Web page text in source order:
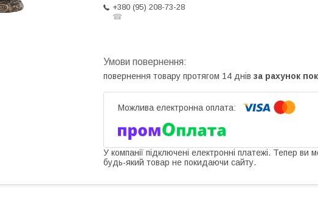
+380 (95) 208-73-28
☎
повернення товару протягом 14 днів за рахунок
У компанії підключені електронні платежі. Тепер ви
будь-який товар не покидаючи сайту.